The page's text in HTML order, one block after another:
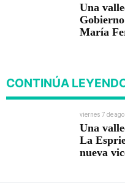
Una
María
CONTINÚA
viernes 7 de
Una
La
nueva